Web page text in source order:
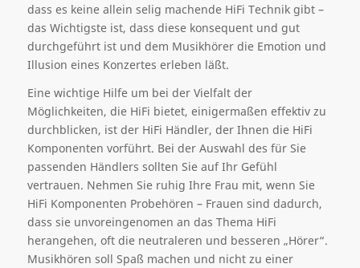
dass es keine allein selig machende HiFi Technik gibt –
das Wichtigste ist, dass diese konsequent und gut
durchgeführt ist und dem Musikhörer die Emotion und
Illusion eines Konzertes erleben läßt.
Eine wichtige Hilfe um bei der Vielfalt der
Möglichkeiten, die HiFi bietet, einigermaßen effektiv zu
durchblicken, ist der HiFi Händler, der Ihnen die HiFi
Komponenten vorführt. Bei der Auswahl des für Sie
passenden Händlers sollten Sie auf Ihr Gefühl
vertrauen. Nehmen Sie ruhig Ihre Frau mit, wenn Sie
HiFi Komponenten Probehören – Frauen sind dadurch,
dass sie unvoreingenomen an das Thema HiFi
herangehen, oft die neutraleren und besseren „Hörer“.
Musikhören soll Spaß machen und nicht zu einer